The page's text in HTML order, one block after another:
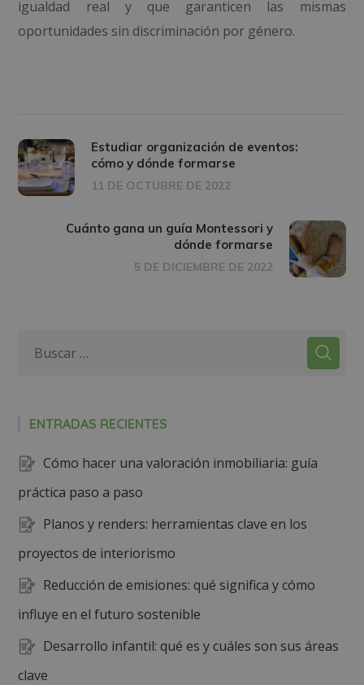
igualdad real y que garanticen las mismas
oportunidades sin discriminación por género.
Estudiar organización de eventos:
cómo y dónde formarse
11 DE OCTUBRE DE 2022
Cuánto gana un guía Montessori y
dónde formarse
5 DE DICIEMBRE DE 2022
ENTRADAS RECIENTES
Cómo hacer una valoración inmobiliaria: guía
práctica paso a paso
Planos y renders: herramientas clave en los
proyectos de interiorismo
Reducción de emisiones: qué significa y cómo
influye en el futuro sostenible
Desarrollo infantil: qué es y cuáles son sus áreas
clave